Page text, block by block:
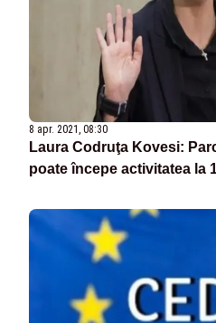
8 apr. 2021, 08:30
Laura Codruţa Kovesi:
poate începe activitatea la